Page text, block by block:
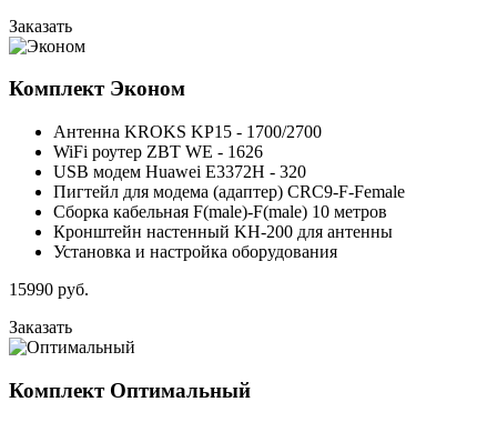
Заказать
Комплект Эконом
Антенна KROKS KP15 - 1700/2700
WiFi роутер ZBT WE - 1626
USB модем Huawei E3372H - 320
Пигтейл для модема (адаптер) CRC9-F-Female
Сборка кабельная F(male)-F(male) 10 метров
Кронштейн настенный KH-200 для антенны
Установка и настройка оборудования
15990 руб.
Заказать
Комплект Оптимальный